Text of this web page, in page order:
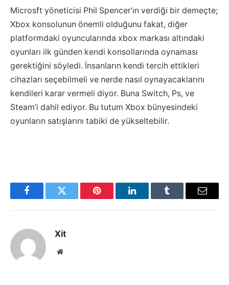
Microsft yöneticisi Phil Spencer’ın verdiği bir demeçte;
Xbox konsolunun önemli olduğunu fakat, diğer
platformdaki oyuncularında xbox markası altındaki
oyunları ilk günden kendi konsollarında oynaması
gerektiğini söyledi. İnsanların kendi tercih ettikleri
cihazları seçebilmeli ve nerde nasıl oynayacaklarını
kendileri karar vermeli diyor. Buna Switch, Ps, ve
Steam’i dahil ediyor. Bu tutum Xbox bünyesindeki
oyunların satışlarını tabiki de yükseltebilir.
FacebookTwitter Pinterest LinkedInTumblr Email
Xit
Website